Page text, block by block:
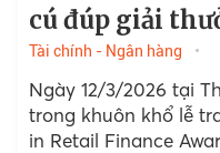
cú đúp giải
Tài chính - Ngân hàng
Ngày 12/3/2026 tại
trong khuôn khổ lễ
in Retail Finance